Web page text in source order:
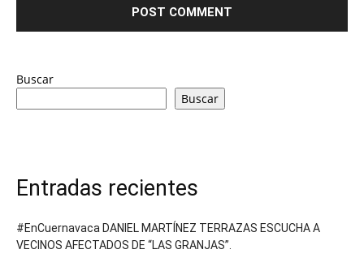
Buscar
Buscar
Entradas recientes
#EnCuernavaca DANIEL MARTÍNEZ TERRAZAS ESCUCHA A
VECINOS AFECTADOS DE “LAS GRANJAS”.